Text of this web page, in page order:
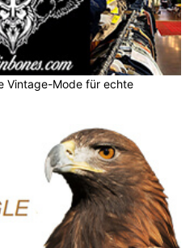
Vintage-Mode für echte